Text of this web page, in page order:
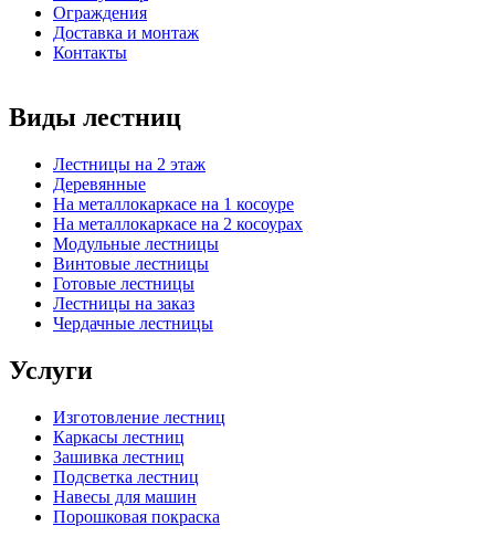
Ограждения
Доставка и монтаж
Контакты
Виды лестниц
Лестницы на 2 этаж
Деревянные
На металлокаркасе на 1 косоуре
На металлокаркасе на 2 косоурах
Модульные лестницы
Винтовые лестницы
Готовые лестницы
Лестницы на заказ
Чердачные лестницы
Услуги
Изготовление лестниц
Каркасы лестниц
Зашивка лестниц
Подсветка лестниц
Навесы для машин
Порошковая покраска